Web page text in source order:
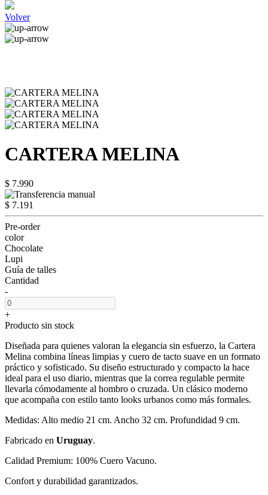
Volver
CARTERA MELINA
$ 7.990
$ 7.191
Pre-order
color
Chocolate
Lupi
Guía de talles
Cantidad
-
+
Producto sin stock
Diseñada para quienes valoran la elegancia sin esfuerzo, la Cartera
Melina combina líneas limpias y cuero de tacto suave en un formato
práctico y sofisticado. Su diseño estructurado y compacto la hace
ideal para el uso diario, mientras que la correa regulable permite
llevarla cómodamente al hombro o cruzada. Un clásico moderno
que acompaña con estilo tanto looks urbanos como más formales.
Medidas: Alto medio 21 cm. Ancho 32 cm. Profundidad 9 cm.
Fabricado en Uruguay.
Calidad Premium: 100% Cuero Vacuno.
Confort y durabilidad garantizados.